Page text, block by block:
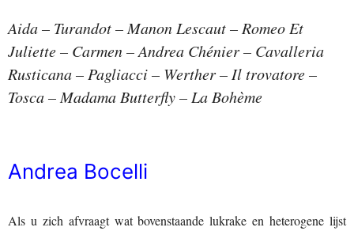
Aida – Turandot – Manon Lescaut – Romeo Et
Juliette – Carmen – Andrea Chénier – Cavalleria
Rusticana – Pagliacci – Werther – Il trovatore –
Tosca – Madama Butterfly – La Bohème
Andrea Bocelli
Als u zich afvraagt wat bovenstaande lukrake en heterogene lijst